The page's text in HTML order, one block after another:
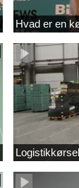
Hvad er en
Logistikkørsel